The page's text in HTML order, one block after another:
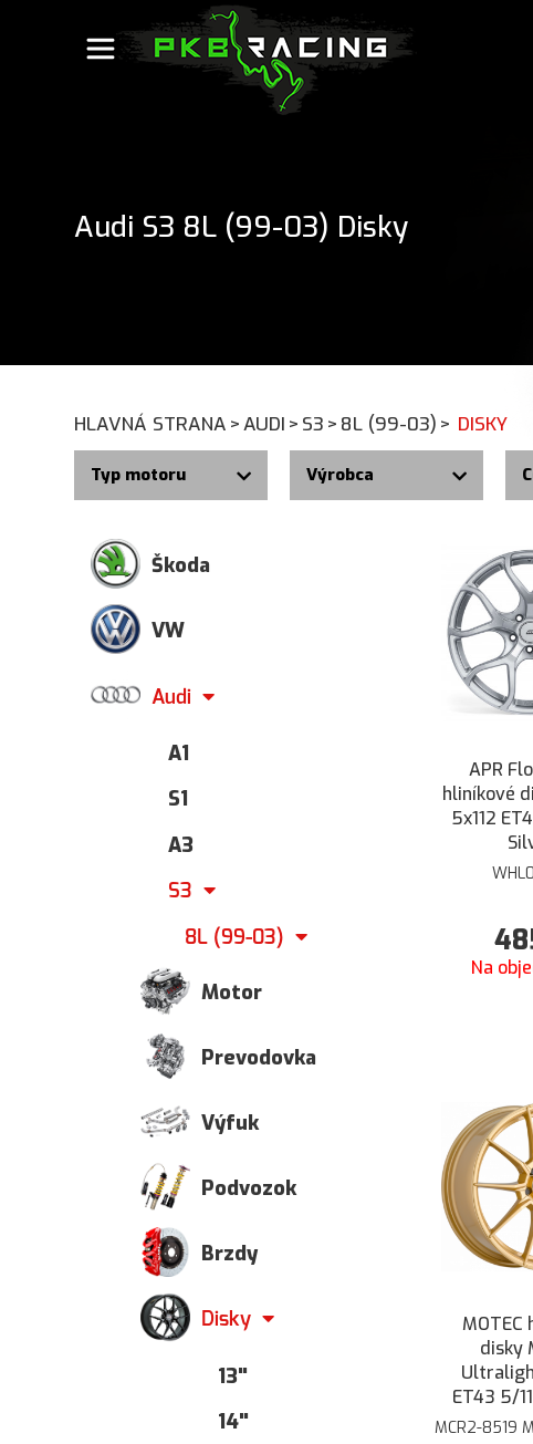
Audi S3 8L (99-03) Disky
HLAVNÁ STRANA >AUDI > S3 > 8L (99-03) > DISKY
Typ motoru Výrobca
Škoda
VW
Audi
A1
S1
A3
S3
8L (99-03)
Motor
Prevodovka
Výfuk
Podvozok
Brzdy
Disky
13"
14"
APR
hliníkové
5x112
Na
MOTEC
disky
ET43 5/
MCR2-8519